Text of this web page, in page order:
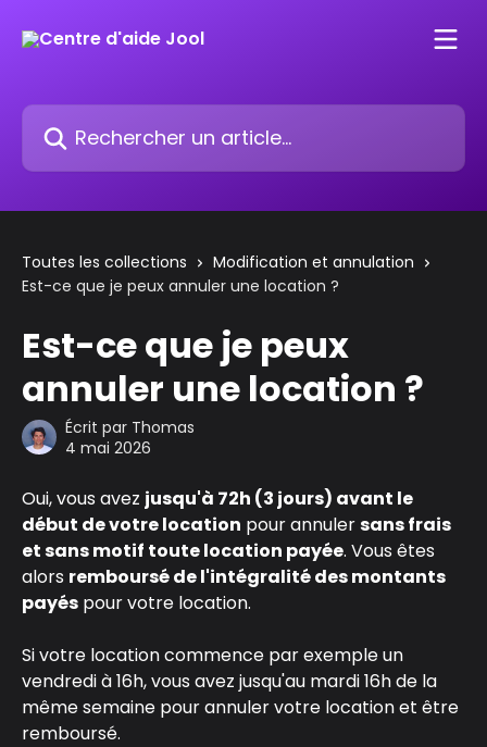
Rechercher un article...
Toutes les collections
Modification et annulation
Est-ce que je peux annuler une location ?
Est-ce que je peux
annuler une location ?
Écrit par Thomas
4 mai 2026
Oui, vous avez jusqu'à 72h (3 jours) avant le
début de votre location pour annuler sans frais
et sans motif toute location payée. Vous êtes
alors remboursé de l'intégralité des montants
payés pour votre location.
Si votre location commence par exemple un
vendredi à 16h, vous avez jusqu'au mardi 16h de la
même semaine pour annuler votre location et être
remboursé.